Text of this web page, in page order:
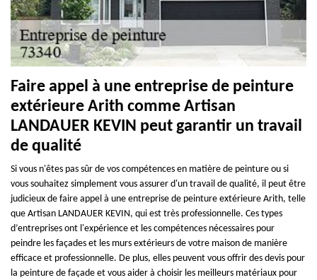
Faire appel à une entreprise de peinture
extérieure Arith comme Artisan
LANDAUER KEVIN peut garantir un travail
de qualité
Si vous n'êtes pas sûr de vos compétences en matière de peinture ou si
vous souhaitez simplement vous assurer d'un travail de qualité, il peut être
judicieux de faire appel à une entreprise de peinture extérieure Arith, telle
que Artisan LANDAUER KEVIN, qui est très professionnelle. Ces types
d’entreprises ont l'expérience et les compétences nécessaires pour
peindre les façades et les murs extérieurs de votre maison de manière
efficace et professionnelle. De plus, elles peuvent vous offrir des devis pour
la peinture de façade et vous aider à choisir les meilleurs matériaux pour